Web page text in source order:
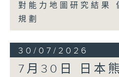
對能力地圖研究結果
規劃
30/07/2026
7月30日 日本